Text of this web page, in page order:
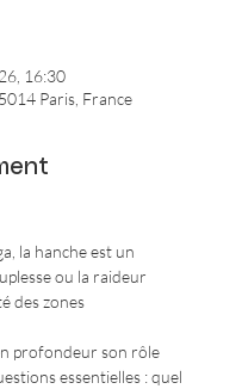
16:30
Paris, France
la hanche est un
ou la raideur
des zones
profondeur son rôle
essentielles : quel